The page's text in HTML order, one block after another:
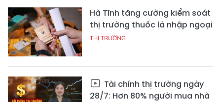
Hà Tĩnh tăng cường kiểm soát
thị trường thuốc lá nhập ngoại
THỊ TRƯỜNG
Tài chính thị trường ngày
28/7: Hơn 80% người mua nhà